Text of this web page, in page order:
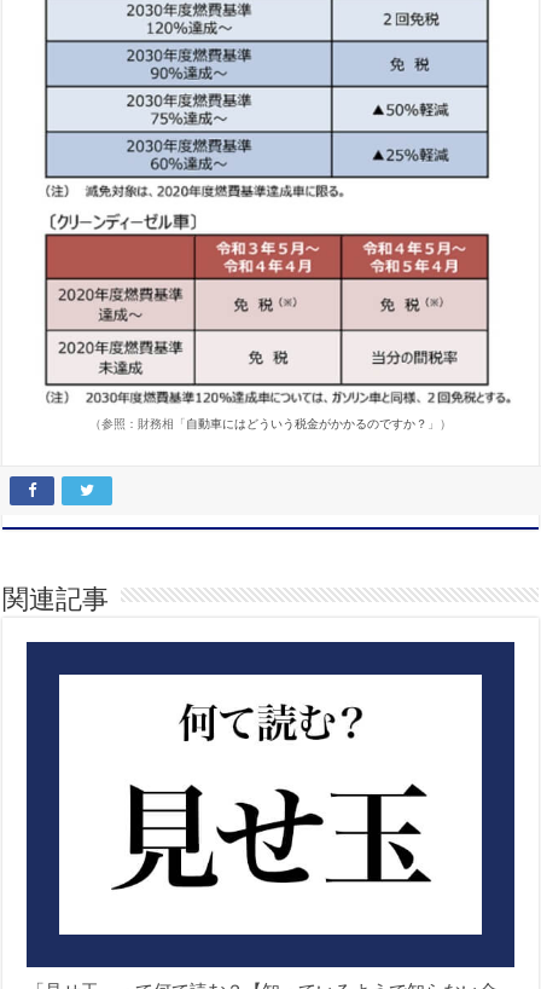
（参照：財務相「自動車にはどういう税金がかかるのですか？ 」）
関連記事